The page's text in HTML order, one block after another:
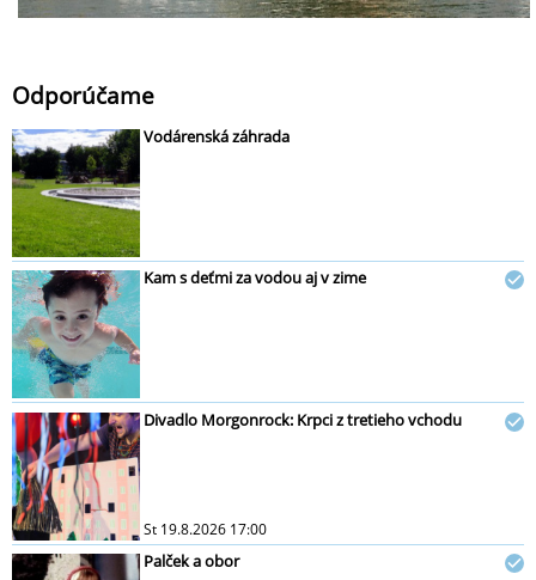
Odporúčame
Vodárenská záhrada
Kam s deťmi za vodou aj v zime
Divadlo Morgonrock: Krpci z tretieho vchodu
St 19.8.2026 17:00
Palček a obor